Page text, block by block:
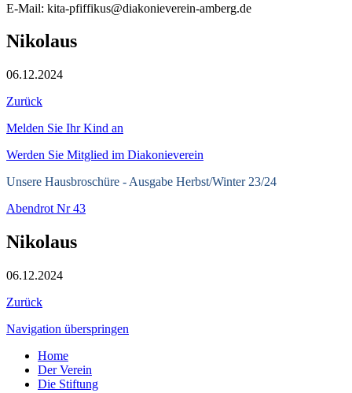
E-Mail: kita-pfiffikus@diakonieverein-amberg.de
Nikolaus
06.12.2024
Zurück
Melden Sie Ihr Kind an
Werden Sie Mitglied im Diakonieverein
Unsere Hausbroschüre - Ausgabe Herbst/Winter 23/24
Abendrot Nr 43
Nikolaus
06.12.2024
Zurück
Navigation überspringen
Home
Der Verein
Die Stiftung